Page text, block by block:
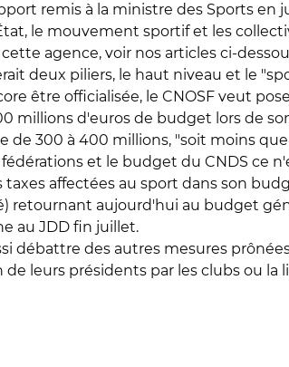
remis à la ministre des Sports en
le mouvement sportif et les
agence, voir nos articles ci-
deux piliers, le haut niveau et le
être officialisée, le CNOSF veut
millions d'euros de budget lors de
300 à 400 millions, "soit moins
et le budget du CNDS ce
affectées au sport dans son
retournant aujourd'hui au budget
au JDD fin juillet.
débattre des autres mesures
leurs présidents par les clubs ou la